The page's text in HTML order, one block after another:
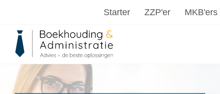
Starter ZZP'er MKB'ers